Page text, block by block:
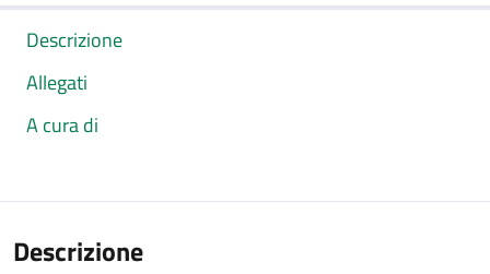
Descrizione
Allegati
A cura di
Descrizione